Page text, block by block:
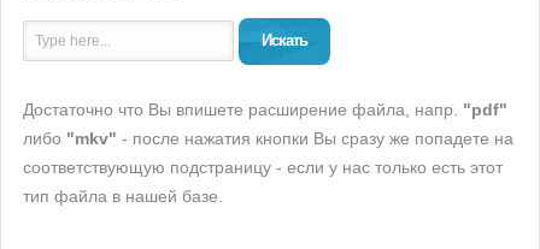
Искать
Достаточно что Вы впишете расширение файла, напр. "pdf"
либо "mkv" - после нажатия кнопки Вы сразу же попадете на
соответствующую подстраницу - если у нас только есть этот
тип файла в нашей базе.